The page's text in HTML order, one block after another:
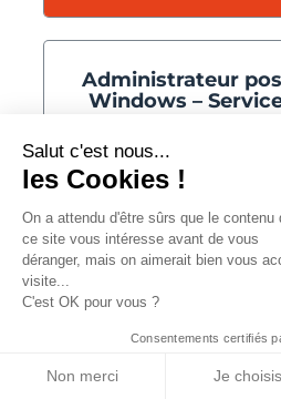
Administrateur
Windows –
TOULOUSE
- + 5000 collaborateurs
- 700 M€ CA
Poste de Travail
Salut c'est nous...
les Cookies !
On a attendu d'être sûrs que le contenu
ce site vous intéresse avant de vous
déranger, mais on aimerait bien vous
visite...
C'est OK pour vous ?
Consentements certifiés
Non merci Je choisis